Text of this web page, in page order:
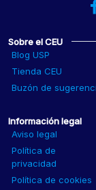
Sobre el CEU
Blog USP
Tienda CEU
Buzón de
Información legal
Aviso legal
Política de
privacidad
Política de cookies